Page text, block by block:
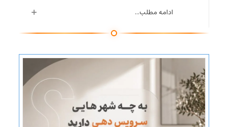
ادامه مطلب...